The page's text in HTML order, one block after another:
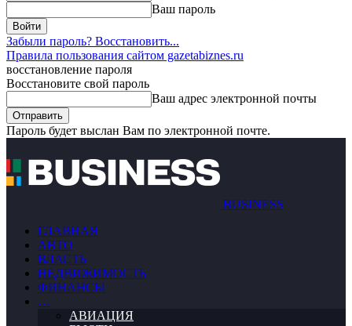
Ваш пароль
Забыли пароль? Восстановить...
Правила пользования сайтом gazetabiznes.ru
восстановление пароля
Восстановите свой пароль
Ваш адрес электронной почты
Пароль будет выслан Вам по электронной почте.
BUSINESS
ГЛАВНАЯ
АВТО
ВЛАСТЬ
НЕДВИЖИМОСТЬ
ФИНАНСЫ
…
АВИАЦИЯ